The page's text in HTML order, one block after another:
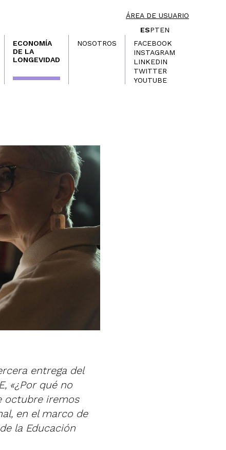
ÁREA DE USUARIO
ESPTEN
ECONOMÍA
DE LA
LONGEVIDAD
NOSOTROS
FACEBOOK
INSTAGRAM
LINKEDIN
TWITTER
YOUTUBE
entrega del
«¿Por qué no
octubre iremos
en el marco de
la Educación